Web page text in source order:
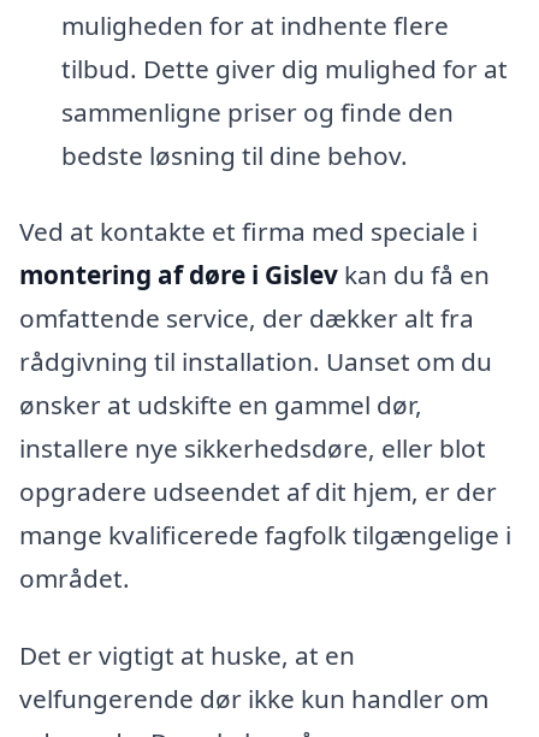
muligheden for at indhente flere
tilbud. Dette giver dig mulighed for at
sammenligne priser og finde den
bedste løsning til dine behov.
Ved at kontakte et firma med speciale i
montering af døre i Gislev kan du få en
omfattende service, der dækker alt fra
rådgivning til installation. Uanset om du
ønsker at udskifte en gammel dør,
installere nye sikkerhedsdøre, eller blot
opgradere udseendet af dit hjem, er der
mange kvalificerede fagfolk tilgængelige i
området.
Det er vigtigt at huske, at en
velfungerende dør ikke kun handler om